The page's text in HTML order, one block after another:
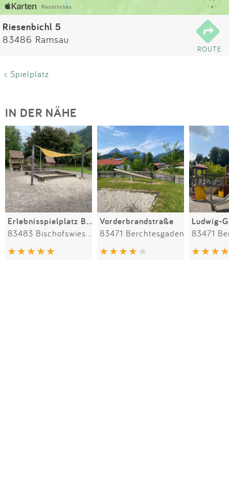
Riesenbichl 5
83486 Ramsau
ROUTE
< Spielplatz
IN DER NÄHE
Erlebnisspielplatz Bischofswiesen Vorderbrandstraße
83471 Berchtesgaden 83471